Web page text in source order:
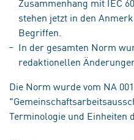
stehen jetzt in den
Begriffen.
In der gesamten Norm
redaktionellen
Die Norm wurde vom NA
Terminologie und Einheiten